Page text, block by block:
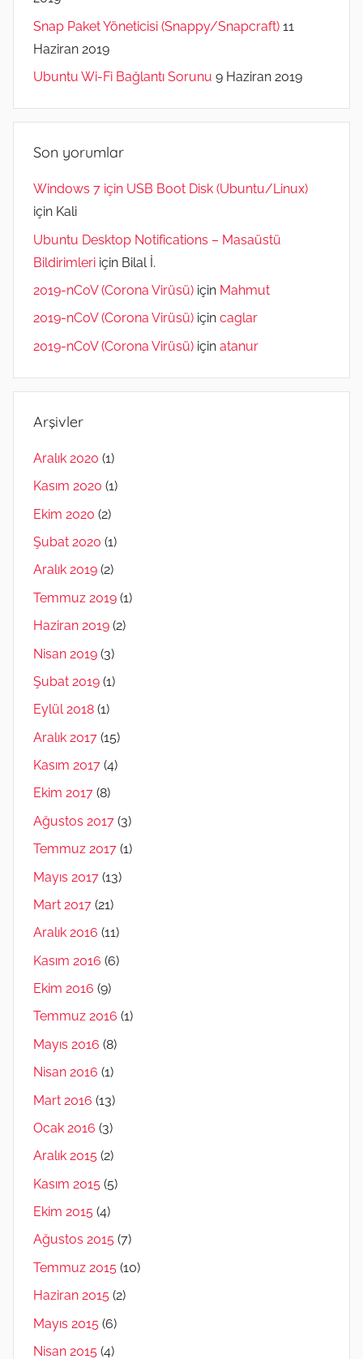
Snap Paket Yöneticisi (Snappy/Snapcraft) 11
Haziran 2019
Ubuntu Wi-Fi Bağlantı Sorunu 9 Haziran 2019
Son yorumlar
Windows 7 için USB Boot Disk (Ubuntu/Linux)
için Kali
Ubuntu Desktop Notifications – Masaüstü
Bildirimleri için Bilal İ.
2019-nCoV (Corona Virüsü) için Mahmut
2019-nCoV (Corona Virüsü) için caglar
2019-nCoV (Corona Virüsü) için atanur
Arşivler
Aralık 2020 (1)
Kasım 2020 (1)
Ekim 2020 (2)
Şubat 2020 (1)
Aralık 2019 (2)
Temmuz 2019 (1)
Haziran 2019 (2)
Nisan 2019 (3)
Şubat 2019 (1)
Eylül 2018 (1)
Aralık 2017 (15)
Kasım 2017 (4)
Ekim 2017 (8)
Ağustos 2017 (3)
Temmuz 2017 (1)
Mayıs 2017 (13)
Mart 2017 (21)
Aralık 2016 (11)
Kasım 2016 (6)
Ekim 2016 (9)
Temmuz 2016 (1)
Mayıs 2016 (8)
Nisan 2016 (1)
Mart 2016 (13)
Ocak 2016 (3)
Aralık 2015 (2)
Kasım 2015 (5)
Ekim 2015 (4)
Ağustos 2015 (7)
Temmuz 2015 (10)
Haziran 2015 (2)
Mayıs 2015 (6)
Nisan 2015 (4)